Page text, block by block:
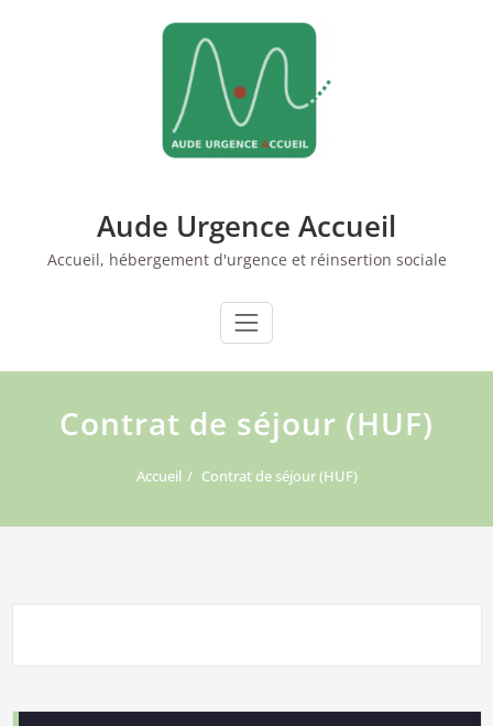
Aude Urgence Accueil
Accueil, hébergement d'urgence et réinsertion sociale
Contrat de séjour (HUF)
Accueil Contrat de séjour (HUF)